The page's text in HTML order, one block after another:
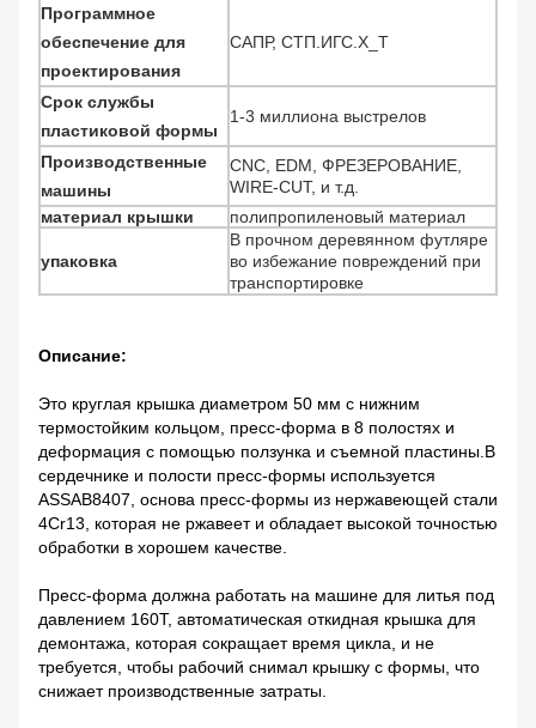
Программное
обеспечение для
проектирования
САПР, СТП.ИГС.Х_Т
Срок службы
пластиковой формы
1-3 миллиона выстрелов
Производственные
машины
CNC, EDM, ФРЕЗЕРОВАНИЕ,
WIRE-CUT, и т.д.
материал крышки
полипропиленовый материал
упаковка
В прочном деревянном футляре
во избежание повреждений при
транспортировке
Описание:
Это круглая крышка диаметром 50 мм с нижним
термостойким кольцом, пресс-форма в 8 полостях и
деформация с помощью ползунка и съемной пластины.В
сердечнике и полости пресс-формы используется
ASSAB8407, основа пресс-формы из нержавеющей стали
4Cr13, которая не ржавеет и обладает высокой точностью
обработки в хорошем качестве.
Пресс-форма должна работать на машине для литья под
давлением 160T, автоматическая откидная крышка для
демонтажа, которая сокращает время цикла, и не
требуется, чтобы рабочий снимал крышку с формы, что
снижает производственные затраты.